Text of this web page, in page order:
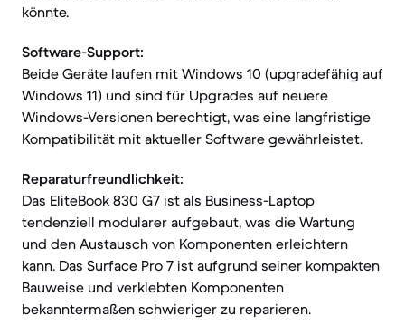
könnte.
Software-Support:
Beide Geräte laufen mit Windows 10 (upgradefähig auf
Windows 11) und sind für Upgrades auf neuere
Windows-Versionen berechtigt, was eine langfristige
Kompatibilität mit aktueller Software gewährleistet.
Reparaturfreundlichkeit:
Das EliteBook 830 G7 ist als Business-Laptop
tendenziell modularer aufgebaut, was die Wartung
und den Austausch von Komponenten erleichtern
kann. Das Surface Pro 7 ist aufgrund seiner kompakten
Bauweise und verklebten Komponenten
bekanntermaßen schwieriger zu reparieren.